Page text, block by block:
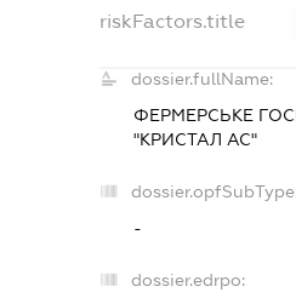
riskFactors.title
dossier.fullName:
ФЕРМЕРСЬКЕ
"КРИСТАЛ АС"
-
dossier.edrpo: